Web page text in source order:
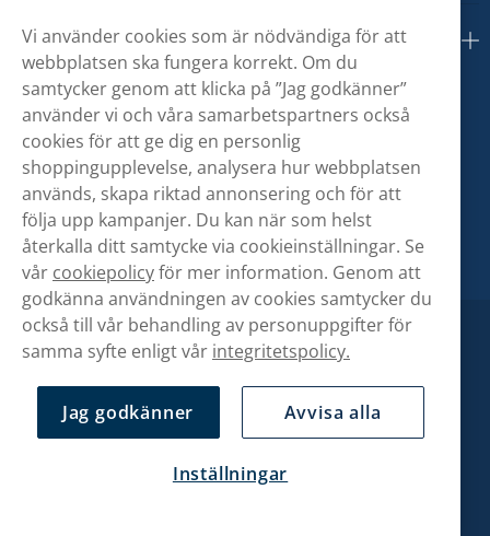
Om oss
Vi använder cookies som är nödvändiga för att
webbplatsen ska fungera korrekt. Om du
samtycker genom att klicka på ”Jag godkänner”
använder vi och våra samarbetspartners också
cookies för att ge dig en personlig
shoppingupplevelse, analysera hur webbplatsen
används, skapa riktad annonsering och för att
följa upp kampanjer. Du kan när som helst
återkalla ditt samtycke via cookieinställningar. Se
vår cookiepolicyför mer information. Genom att
godkänna användningen av cookies samtycker du
också till vår behandling av personuppgifter för
samma syfte enligt vår integritetspolicy.
Jag godkänner Avvisa alla
Inställningar